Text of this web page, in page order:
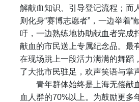
解献血知识、引导登记流程；而
则化身“赛博志愿者”，一边举着“
吁，一边熟练地协助献血者完成
献血的市民送上专属纪念品。最
在现场跳上一段活力满满的舞蹈
了大批市民驻足，欢声笑语与掌
青年群体始终是上海无偿献
血人群的70%以上。为鼓励更多